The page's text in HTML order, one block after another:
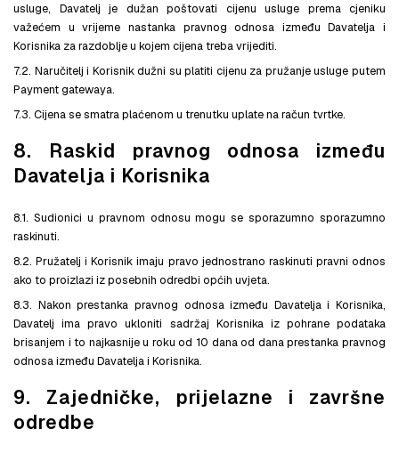
usluge, Davatelj je dužan poštovati cijenu usluge prema cjeniku
važećem u vrijeme nastanka pravnog odnosa između Davatelja i
Korisnika za razdoblje u kojem cijena treba vrijediti.
7.2. Naručitelj i Korisnik dužni su platiti cijenu za pružanje usluge putem
Payment gatewaya.
7.3. Cijena se smatra plaćenom u trenutku uplate na račun tvrtke.
8. Raskid pravnog odnosa između
Davatelja i Korisnika
8.1. Sudionici u pravnom odnosu mogu se sporazumno sporazumno
raskinuti.
8.2. Pružatelj i Korisnik imaju pravo jednostrano raskinuti pravni odnos
ako to proizlazi iz posebnih odredbi općih uvjeta.
8.3. Nakon prestanka pravnog odnosa između Davatelja i Korisnika,
Davatelj ima pravo ukloniti sadržaj Korisnika iz pohrane podataka
brisanjem i to najkasnije u roku od 10 dana od dana prestanka pravnog
odnosa između Davatelja i Korisnika.
9. Zajedničke, prijelazne i završne
odredbe